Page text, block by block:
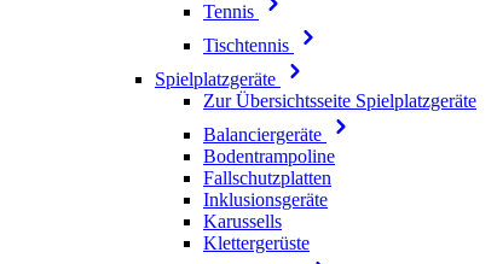
Tennis
Tischtennis
Spielplatzgeräte
Zur Übersichtsseite Spielplatzgeräte
Balanciergeräte
Bodentrampoline
Fallschutzplatten
Inklusionsgeräte
Karussells
Klettergerüste